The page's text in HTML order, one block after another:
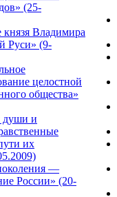
(25-
Владимира
Руси» (9-
целостной
общества»
души и
их
—
России» (20-